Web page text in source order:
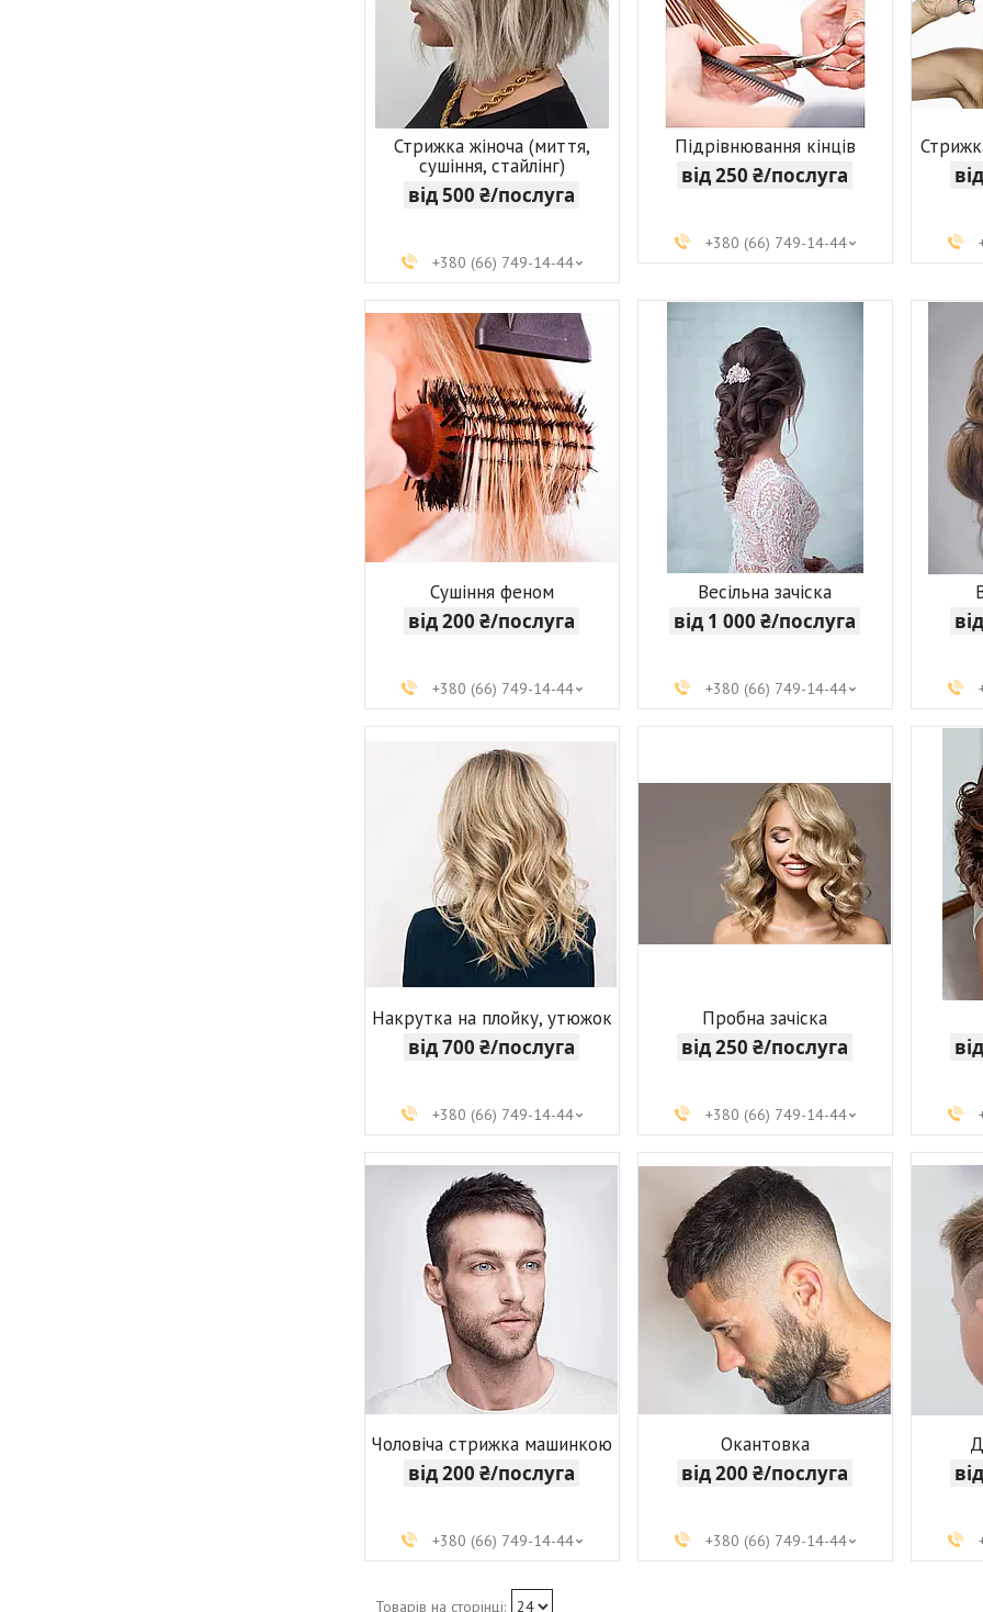
Стрижка жіноча (миття,
сушіння, стайлінг)
від 500 ₴/послуга
+380 (66) 749-14-44
Підрівнювання кінців
від 250 ₴/послуга
+380 (66) 749-14-44
Сушіння феном
від 200 ₴/послуга
+380 (66) 749-14-44
Весільна зачіска
від 1 000 ₴/послуга
+380 (66) 749-14-44
Накрутка на плойку, утюжок
від 700 ₴/послуга
+380 (66) 749-14-44
Пробна зачіска
від 250 ₴/послуга
+380 (66) 749-14-44
Чоловіча стрижка машинкою
від 200 ₴/послуга
+380 (66) 749-14-44
Окантовка
від 200 ₴/послуга
+380 (66) 749-14-44